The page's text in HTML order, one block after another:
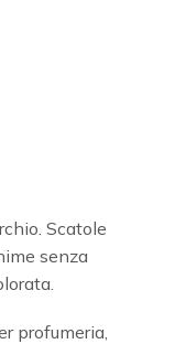
Scatole
senza
profumeria,